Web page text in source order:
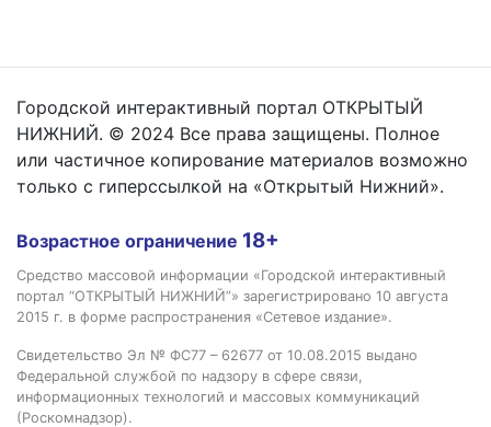
Городской интерактивный портал ОТКРЫТЫЙ
НИЖНИЙ. © 2024 Все права защищены. Полное
или частичное копирование материалов возможно
только с гиперссылкой на «Открытый Нижний».
Возрастное ограничение 18+
Средство массовой информации «Городской интерактивный
портал “ОТКРЫТЫЙ НИЖНИЙ”» зарегистрировано 10 августа
2015 г. в форме распространения «Сетевое издание».
Свидетельство Эл № ФС77 – 62677 от 10.08.2015 выдано
Федеральной службой по надзору в сфере связи,
информационных технологий и массовых коммуникаций
(Роскомнадзор).